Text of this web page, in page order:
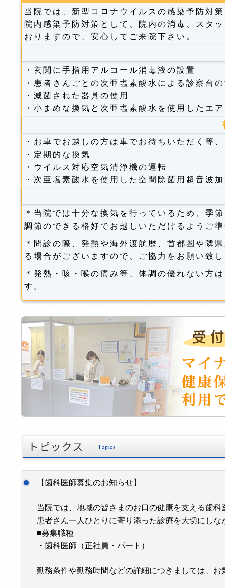
当院では、新型コロナウイルスの感染予防対
院内感染予防対策として、院内の消毒、スタ
おりますので、安心してご来院下さい。
・玄関に手指用アルコール消毒液の設置
・患者さんごとの次亜塩素酸水による診察台
・滅菌された器具の使用
・小まめな換気と次亜塩素酸水を使用したエ
・お車でお越しの方は車でお待ちいただく等
・定期的な換気
・ウイルス対応空気清浄機の運転
・次亜塩素酸水を使用した空間除菌用超音波
＊当院では十分な換気を行っているため、季
調節のできる格好でお越しいただけるようご
＊問診の際、発熱や海外渡航歴、首都圏や隣
る場合がございますので、ご協力をお願い致
＊発熱・咳・喉の痛み等、体調の優れない方
す。
【歯科医師募集のお知らせ】
当院では、地域の皆さまのお口の健康を支える歯
患者さん一人ひとりに寄り添った診療を大切にし
■募集職種
・歯科医師（正社員・パート）
勤務条件や勤務時間などの詳細につきましては、